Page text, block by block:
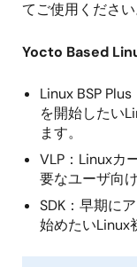
てご使用ください
Yocto Based
Linux BSP
を開始したい
ます。
VLP：Linuxカ
要なユーザ向
SDK：早期に
始めたいLinux